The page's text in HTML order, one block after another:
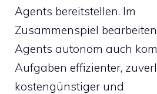
Agents bereitstellen. Im
Zusammenspiel
Agents autonom auch
Aufgaben effizienter,
kostengünstiger und